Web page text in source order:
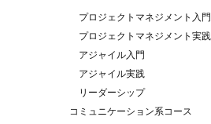
プロジェクトマネジメント入門
プロジェクトマネジメント実践
アジャイル入門
アジャイル実践
リーダーシップ
コミュニケーション系コース